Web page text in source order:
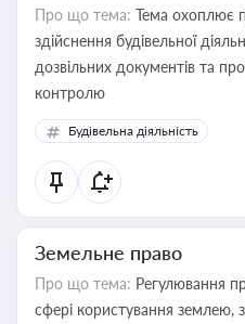
Про що тема: Тема охоплює
здійснення будівельної
дозвільних документів та
контролю
Будівельна діяльність
Земельне право
Про що тема: Регулювання
сфері користування землею,